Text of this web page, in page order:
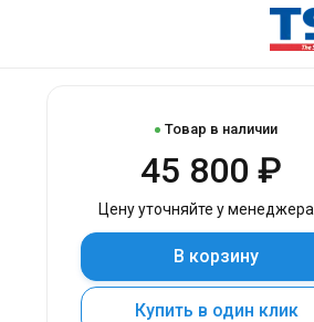
Товар в наличии
45 800 ₽
Цену уточняйте у менеджера
В корзину
Купить в один клик